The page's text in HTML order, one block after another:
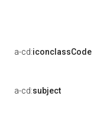
a-cd:iconclassCode
a-cd:subject